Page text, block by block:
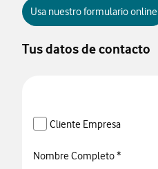
Usa nuestro formulario online
Tus datos de contacto
Cliente Empresa
Nombre Completo *